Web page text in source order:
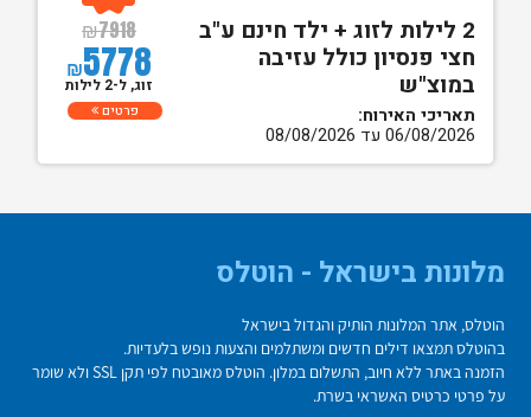
2 לילות לזוג + ילד חינם ע"ב
חצי פנסיון כולל עזיבה
במוצ"ש
תאריכי האירוח:
06/08/2026 עד 08/08/2026
₪7918
₪5778
זוג, ל-2 לילות
פרטים
מלונות בישראל - הוטלס
הוטלס, אתר המלונות הותיק והגדול בישראל
בהוטלס תמצאו דילים חדשים ומשתלמים והצעות נופש בלעדיות.
הזמנה באתר ללא חיוב, התשלום במלון. הוטלס מאובטח לפי תקן SSL ולא שומר
על פרטי כרטיס האשראי בשרת.